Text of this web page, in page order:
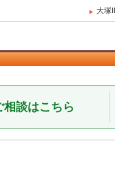
大塚
談はこちら